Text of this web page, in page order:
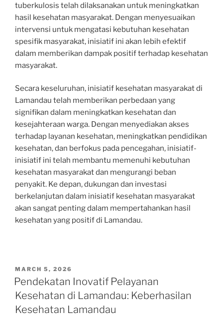
tuberkulosis telah dilaksanakan untuk meningkatkan
hasil kesehatan masyarakat. Dengan menyesuaikan
intervensi untuk mengatasi kebutuhan kesehatan
spesifik masyarakat, inisiatif ini akan lebih efektif
dalam memberikan dampak positif terhadap kesehatan
masyarakat.
Secara keseluruhan, inisiatif kesehatan masyarakat di
Lamandau telah memberikan perbedaan yang
signifikan dalam meningkatkan kesehatan dan
kesejahteraan warga. Dengan menyediakan akses
terhadap layanan kesehatan, meningkatkan pendidikan
kesehatan, dan berfokus pada pencegahan, inisiatif-
inisiatif ini telah membantu memenuhi kebutuhan
kesehatan masyarakat dan mengurangi beban
penyakit. Ke depan, dukungan dan investasi
berkelanjutan dalam inisiatif kesehatan masyarakat
akan sangat penting dalam mempertahankan hasil
kesehatan yang positif di Lamandau.
POSTED
ON
MARCH 5, 2026
Pendekatan Inovatif Pelayanan
Kesehatan di Lamandau: Keberhasilan
Kesehatan Lamandau